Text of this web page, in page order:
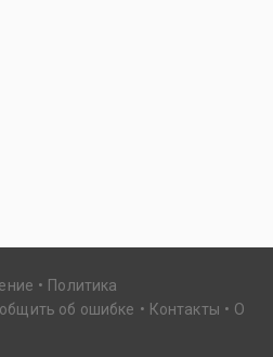
Политика
об ошибке Контакты
О